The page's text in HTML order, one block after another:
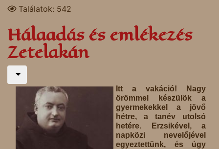
Találatok: 542
Hálaadás és emlékezés
Zetelakán
Itt a vakáció! Nagy
örömmel készülök a
gyermekekkel a jövő
hétre, a tanév utolsó
hetére. Erzsikével, a
napközi nevelőjével
egyeztettünk, és úgy